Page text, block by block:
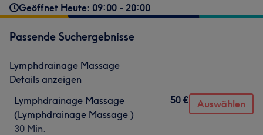
Geöffnet Heute: 09:00 - 20:00
Passende Suchergebnisse
Lymphdrainage Massage
Details anzeigen
Lymphdrainage Massage
(Lymphdrainage Massage )
30 Min.
50 € Auswählen